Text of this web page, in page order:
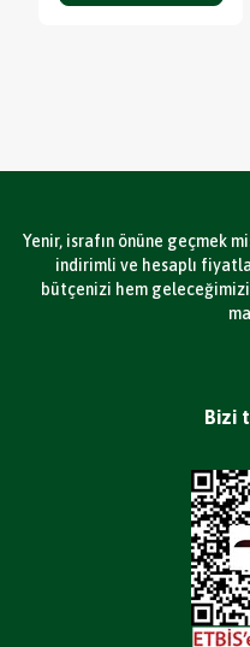
Yenir, israfın önüne geçmek
indirimli ve hesaplı
bütçenizi hem
Bizi